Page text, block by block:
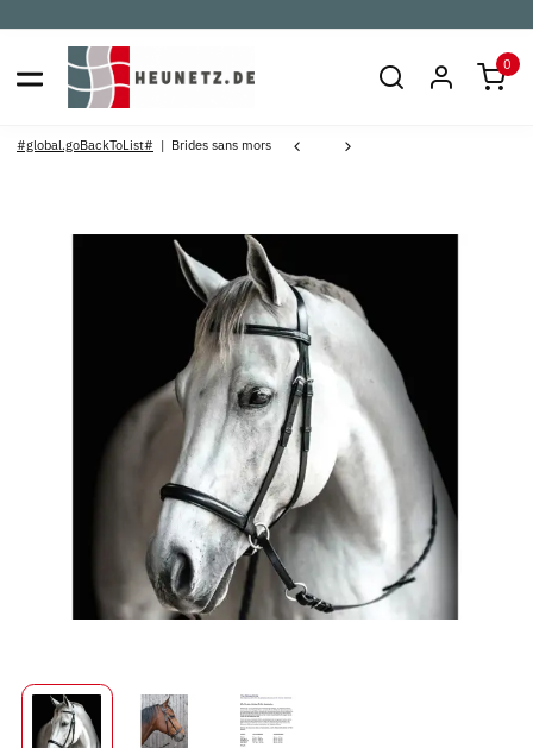
0
#global.goBackToList# Brides sans mors